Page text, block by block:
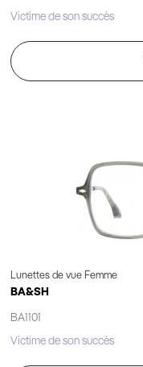
Victime de son succès
Lunettes de vue Femme
BA&SH
BA1101
Victime de son succès